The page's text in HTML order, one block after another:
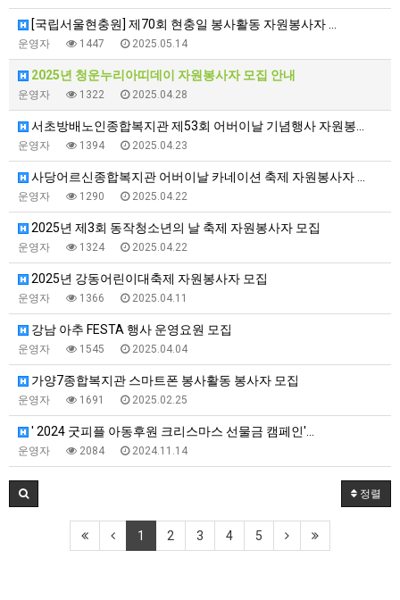
[국립서울현충원] 제70회 현충일 봉사활동 자원봉사자 …
운영자 1447 2025.05.14
2025년 청운누리아띠데이 자원봉사자 모집 안내
운영자 1322 2025.04.28
서초방배노인종합복지관 제53회 어버이날 기념행사 자원봉…
운영자 1394 2025.04.23
사당어르신종합복지관 어버이날 카네이션 축제 자원봉사자 …
운영자 1290 2025.04.22
2025년 제3회 동작청소년의 날 축제 자원봉사자 모집
운영자 1324 2025.04.22
2025년 강동어린이대축제 자원봉사자 모집
운영자 1366 2025.04.11
강남 아추 FESTA 행사 운영요원 모집
운영자 1545 2025.04.04
가양7종합복지관 스마트폰 봉사활동 봉사자 모집
운영자 1691 2025.02.25
' 2024 굿피플 아동후원 크리스마스 선물금 캠페인'…
운영자 2084 2024.11.14
정렬
1 2 3 4 5